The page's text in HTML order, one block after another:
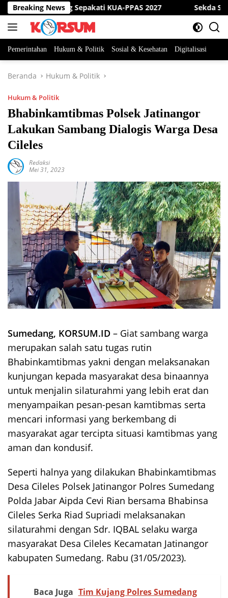
Langsung
ke
konten
Breaking News
Sumedang Sepakati KUA-PPAS 2027 Sekda
Pemerintahan Hukum & Politik Sosial & Kesehatan Digitalisasi
Beranda Hukum & Politik
Hukum & Politik
Bhabinkamtibmas Polsek Jatinangor
Lakukan Sambang Dialogis Warga Desa
Cileles
Redaksi
Mei 31, 2023
Sumedang, KORSUM.ID – Giat sambang warga
merupakan salah satu tugas rutin
Bhabinkamtibmas yakni dengan melaksanakan
kunjungan kepada masyarakat desa binaannya
untuk menjalin silaturahmi yang lebih erat dan
menyampaikan pesan-pesan kamtibmas serta
mencari informasi yang berkembang di
masyarakat agar tercipta situasi kamtibmas yang
aman dan kondusif.
Seperti halnya yang dilakukan Bhabinkamtibmas
Desa Cileles Polsek Jatinangor Polres Sumedang
Polda Jabar Aipda Cevi Rian bersama Bhabinsa
Cileles Serka Riad Supriadi melaksanakan
silaturahmi dengan Sdr. IQBAL selaku warga
masyarakat Desa Cileles Kecamatan Jatinangor
kabupaten Sumedang. Rabu (31/05/2023).
Baca Juga Tim Kujang Polres Sumedang